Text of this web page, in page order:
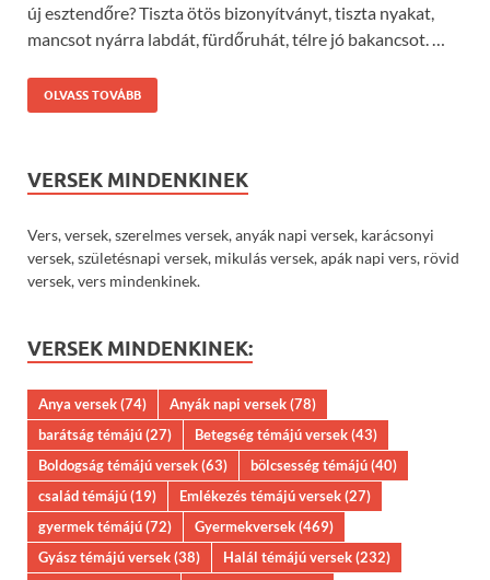
új esztendőre? Tiszta ötös bizonyítványt, tiszta nyakat,
mancsot nyárra labdát, fürdőruhát, télre jó bakancsot. …
OLVASS TOVÁBB
VERSEK MINDENKINEK
Vers, versek, szerelmes versek, anyák napi versek, karácsonyi
versek, születésnapi versek, mikulás versek, apák napi vers, rövid
versek, vers mindenkinek.
VERSEK MINDENKINEK:
Anya versek(74) Anyák napi versek(78)
barátság témájú(27) Betegség témájú versek(43)
Boldogság témájú versek(63) bölcsesség témájú(40)
család témájú(19) Emlékezés témájú versek(27)
gyermek témájú(72) Gyermekversek(469)
Gyász témájú versek(38) Halál témájú versek(232)